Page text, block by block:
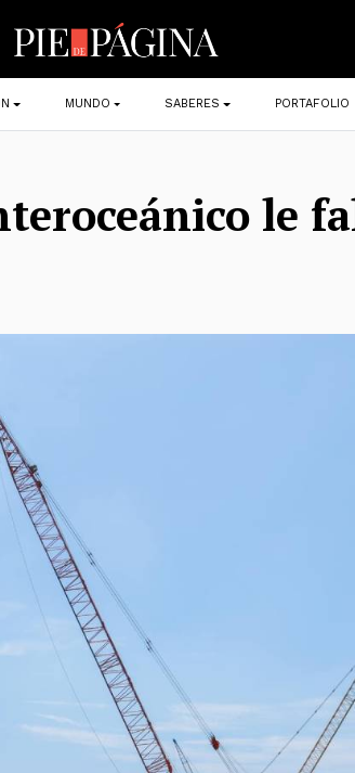
MUNDO SABERES PORTAFOLIO
le